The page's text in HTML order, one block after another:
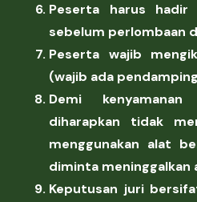
Peserta harus
sebelum perlombaan
Peserta wajib
(wajib ada
Demi
diharapkan tidak
menggunakan alat
diminta meninggalkan
Keputusan juri